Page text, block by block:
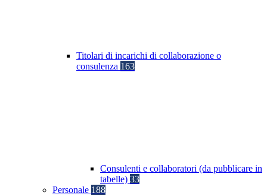
Titolari di incarichi di collaborazione o
consulenza 163
Consulenti e collaboratori (da pubblicare in
tabelle) 33
Personale 188